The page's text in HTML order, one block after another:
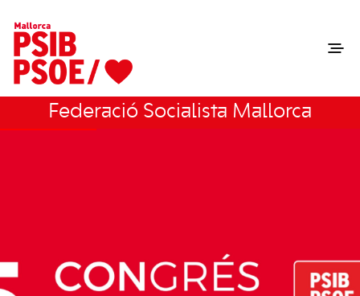
Federació Socialista Mallorca